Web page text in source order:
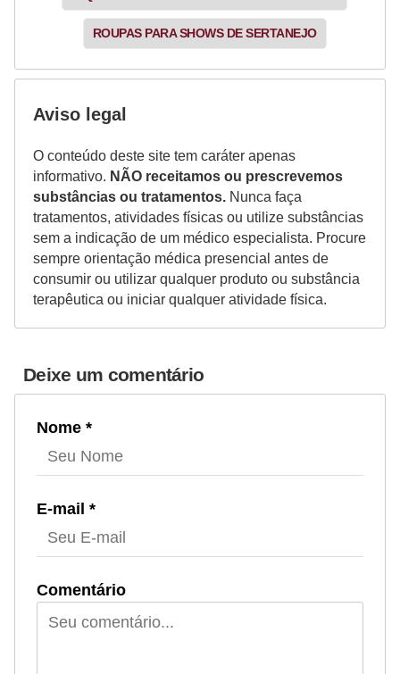
ROUPAS PARA SHOWS DE SERTANEJO
Aviso legal
O conteúdo deste site tem caráter apenas
informativo. NÃO receitamos ou prescrevemos
substâncias ou tratamentos. Nunca faça
tratamentos, atividades físicas ou utilize substâncias
sem a indicação de um médico especialista. Procure
sempre orientação médica presencial antes de
consumir ou utilizar qualquer produto ou substância
terapêutica ou iniciar qualquer atividade física.
Deixe um comentário
Nome *
E-mail *
Comentário